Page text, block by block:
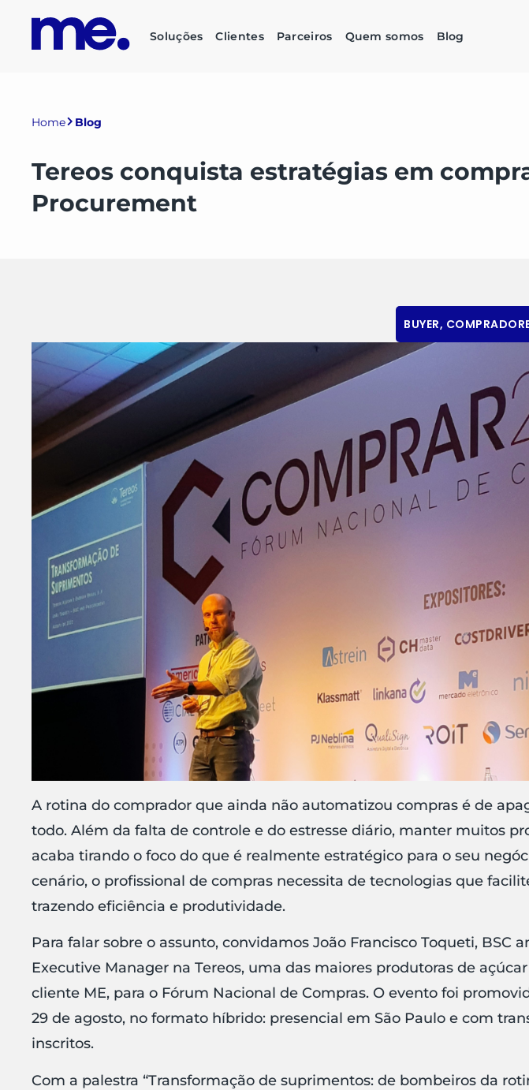
Soluções Clientes Parceiros Quem somos Blog
Home Blog
Tereos conquista estratégias em
Procurement
BUYER,
A rotina do comprador que ainda não automatizou compras é de
todo. Além da falta de controle e do estresse diário, manter muitos
acaba tirando o foco do que é realmente estratégico para o seu
cenário, o profissional de compras necessita de tecnologias que
trazendo eficiência e produtividade.
Para falar sobre o assunto, convidamos João Francisco Toqueti, BSC
Executive Manager na Tereos, uma das maiores produtoras de
cliente ME, para o Fórum Nacional de Compras. O evento foi
29 de agosto, no formato híbrido: presencial em São Paulo e com
inscritos.
Com a palestra “Transformação de suprimentos: de bombeiros da